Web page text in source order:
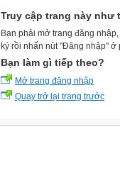
Truy cập trang này như
Bạn phải mở trang đăng
ký rồi nhấn nút "Đăng nhập" ở
Bạn làm gì tiếp theo?
Mở trang đăng nhập
Quay trở lại trang trước